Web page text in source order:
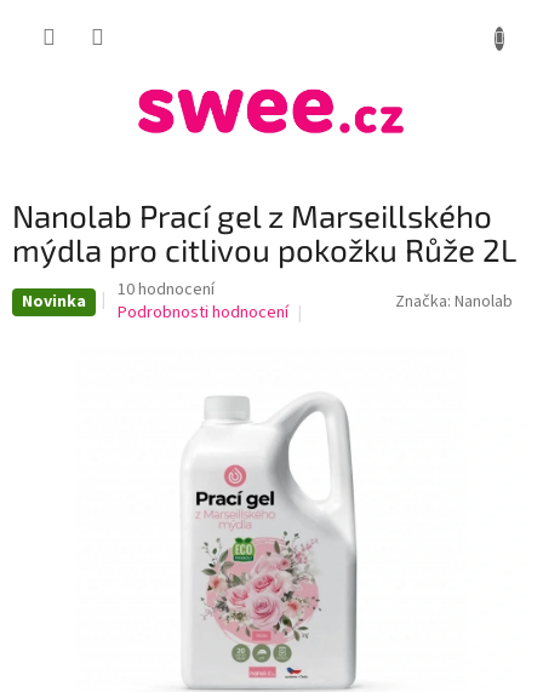
Nanolab Prací gel z Marseillského
mýdla pro citlivou pokožku Růže 2L
Novinka
Průměrné
hodnocení
10 hodnocení
Podrobnosti hodnocení
Značka: Nanolab